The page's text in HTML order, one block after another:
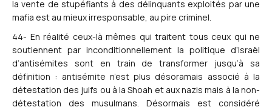
la vente de stupéfiants à des délinquants exploités par une
mafia est au mieux irresponsable, au pire criminel.
44- En réalité ceux-là mêmes qui traitent tous ceux qui ne
soutiennent par inconditionnellement la politique d’Israël
d’antisémites sont en train de transformer jusqu’à sa
définition : antisémite n’est plus désoramais associé à la
détestation des juifs ou à la Shoah et aux nazis mais à la non-
détestation des musulmans. Désormais est considéré